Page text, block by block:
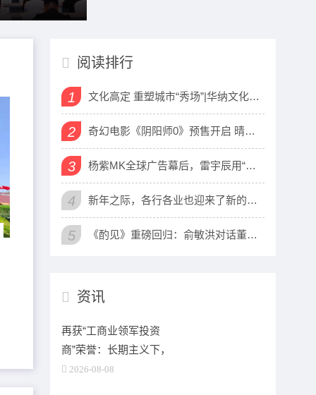
阅读排行
1 文化高定 重塑城市“秀场”|华纳文化刘峰出席中国建筑装饰协会年会
2 奇幻电影《阴阳师0》预售开启 晴明博雅共赴“咒术之战”
3 杨紫MK全球广告幕后，雷宇辰用“华尔街手腕”将顶流价值炼成娱乐圈硬通货
4 新年之际，各行各业也迎来了新的发展机遇与挑战
5 《酌见》重磅回归：俞敏洪对话董明珠 洞见“铁娘子”外壳下的柔软内心
资讯
再获“工商业领军投资
商”荣誉：长期主义下，
联盛新能源的工商业光
2026-08-08